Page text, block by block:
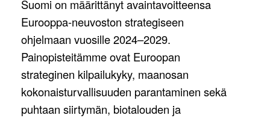
Suomi on määrittänyt avaintavoitteensa
Eurooppa-neuvoston strategiseen
ohjelmaan vuosille 2024–2029.
Painopisteitämme ovat Euroopan
strateginen kilpailukyky, maanosan
kokonaisturvallisuuden parantaminen sekä
puhtaan siirtymän, biotalouden ja